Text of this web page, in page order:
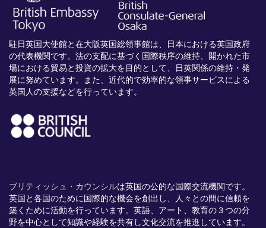
駐日英国大使館と在大阪英国総領事館は、日本における英国政府
の代表機関です。法の支配に基づく国際秩序の維持、開かれた市
場における貿易と投資の拡大を目的として、日英関係の維持・発
展に努めています。また、近代的で効率的な領事サービスによる
英国人の支援などを行っています。
ブリティッシュ・カウンシルは英国の公的な国際交流機関です。
英国と各国のために国際的な機会を創出し、
人々との間に信頼を
築くために活動を行っています。英語、 アート、 教育の３つの分
野を中心として知識や経験を共有し文化交流を推進 しています。